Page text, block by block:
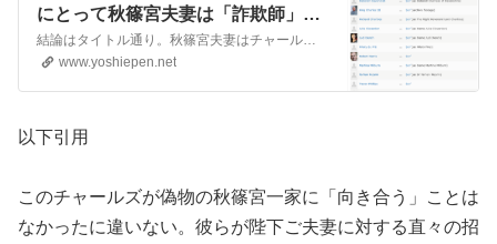
にとって秋篠宮夫妻は「詐欺師」
（nothing more than frauds）でし
かなかった！ - yoshiepen’s journal
結論はタイトル通り。秋篠宮夫妻はチャールズ新国王にとってはまるで「お呼びではない屑」だった事実が明らかになったこと。それを確信したのが機内で見たドキュメンタリー・フィルムだった。 ポルトガルのリスボンに8日から17日まで旅行していた。あまり乗り気ではなかったのだけれど、「コロナ明け」で欧州に頻繁に出向いている連れ合いの「推し」に負けてしまった。とはいえ、私一…
www.yoshiepen.net
以下引用
このチャールズが偽物の秋篠宮一家に「向き合う」ことは
なかったに違いない。彼らが陛下ご夫妻に対する直々の招